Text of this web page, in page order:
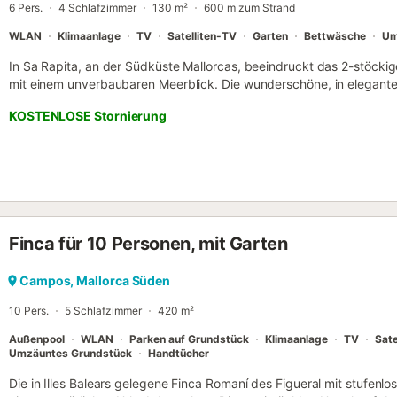
6 Pers. 4 Schlafzimmer 130 m² 600 m zum Strand
WLAN Klimaanlage TV Satelliten-TV Garten Bettwäsche
In Sa Rapita, an der Südküste Mallorcas, beeindruckt das 2-
mit einem unverbaubaren Meerblick. Die wunderschöne, in
2 Einzelbetten) sowie 3 Bäder und bietet somit Platz für 6
WLAN, Klimaanlage, Satellitenfernsehen, eine Musikanlage mit
Meerblick und Blick auf die Insel Cabrera, einen Garten, einen Grill
Freien. Hier können Sie den Tag mit einem leckeren Frühstück
Sandstrand Playa de Sa Rapita mit kristallklarem Wasser ist nur
dem sanften Rauschen der Wellen, bräunen Sie sich unter der
KOSTENLOSE Stornierung
Finca für 10 Personen, mit Garten
Campos, Mallorca Süden
10 Pers. 5 Schlafzimmer 420 m²
Außenpool WLAN Parken auf Grundstück Klimaanlage TV
Umzäuntes Grundstück
Handtücher
Die in Illes Balears gelegene Finca Romaní des Figueral mit